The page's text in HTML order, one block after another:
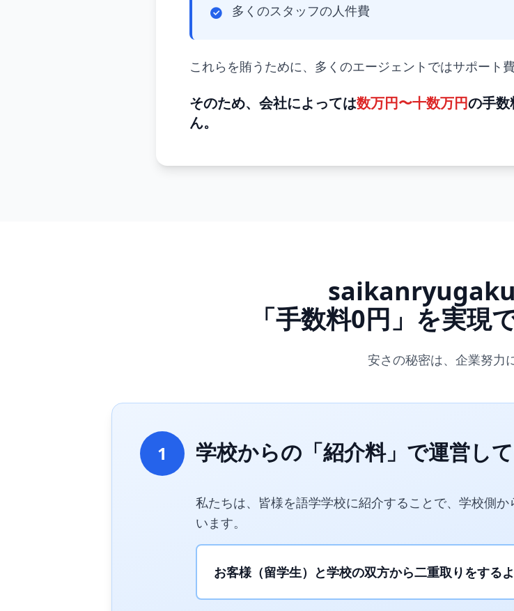
多くのスタッフの人件費
これらを賄うために、多くのエージェントではサポート
そのため、会社によっては数万円〜十数万円の手数
ん。
「手数料0円」を実現
安さの秘密は、企業努力
1 学校からの「紹介料」で運営し
私たちは、皆様を語学学校に紹介することで、学校側か
います。
お客様（留学生）と学校の双方から二重取りをする